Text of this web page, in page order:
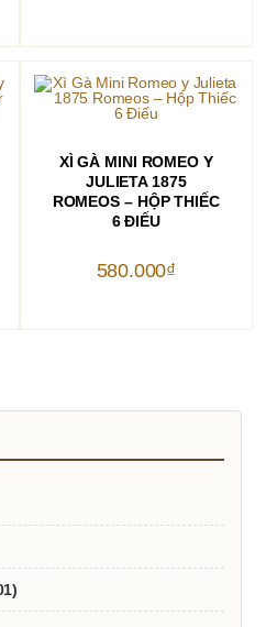
THÊM VÀO GIỎ HÀNG
XÌ GÀ MINI ROMEO Y
JULIETA 1875
ROMEOS – HỘP THIẾC
6 ĐIẾU
580.000₫